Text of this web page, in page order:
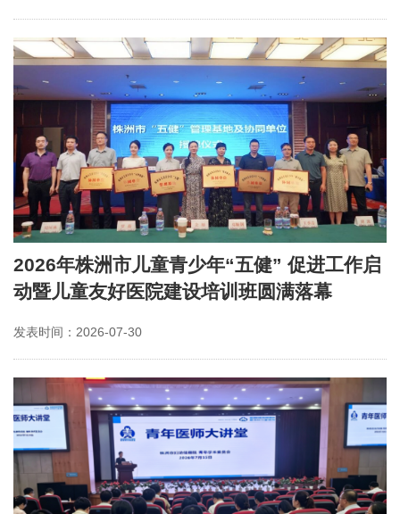
2026年株洲市儿童青少年“五健” 促进工作启
动暨儿童友好医院建设培训班圆满落幕
发表时间：2026-07-30